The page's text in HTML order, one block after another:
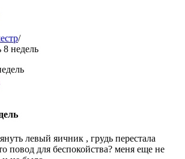
/
8 недель
левый яичник , грудь перестала
повод для беспокойства? меня еще не